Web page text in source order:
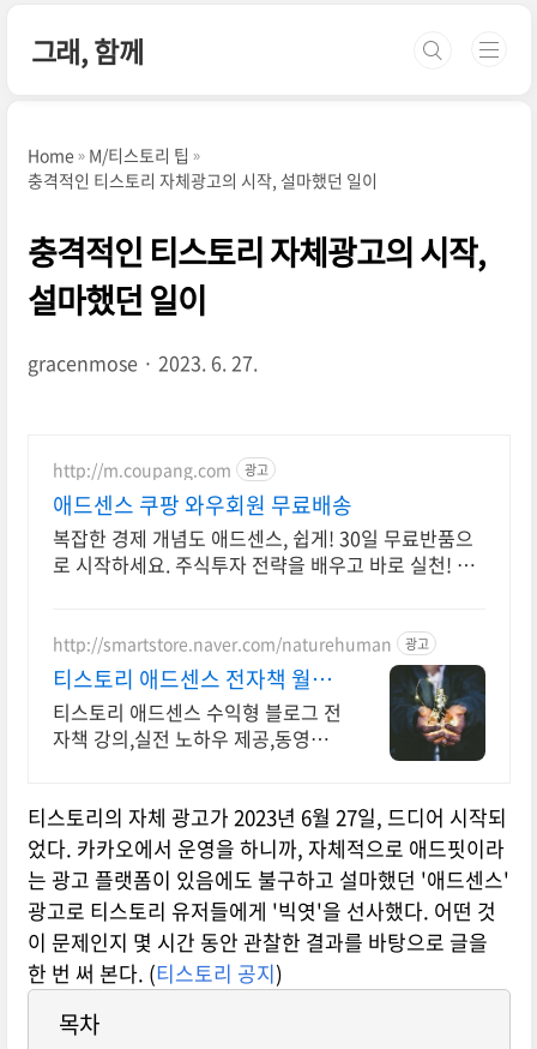
그래, 함께
Home
M/티스토리 팁
충격적인 티스토리 자체광고의 시작, 설마했던 일이
충격적인 티스토리 자체광고의 시작,
설마했던 일이
gracenmose 2023. 6. 27.
http://m.coupang.com 광고
애드센스 쿠팡 와우회원 무료배송
복잡한 경제 개념도 애드센스, 쉽게! 30일 무료반품으
로 시작하세요. 주식투자 전략을 배우고 바로 실천! 오
http://smartstore.naver.com/naturehuman 광고
티스토리 애드센스 전자책 월
100만원 고정 수익발생!
티스토리 애드센스 수익형 블로그 전
자책 강의,실전 노하우 제공,동영상
보자도 쉽게 배워요!
티스토리의 자체 광고가 2023년 6월 27일, 드디어 시작되
었다. 카카오에서 운영을 하니까, 자체적으로 애드핏이라
는 광고 플랫폼이 있음에도 불구하고 설마했던 '애드센스'
광고로 티스토리 유저들에게 '빅엿'을 선사했다. 어떤 것
이 문제인지 몇 시간 동안 관찰한 결과를 바탕으로 글을
한 번 써 본다. (티스토리 공지)
목차